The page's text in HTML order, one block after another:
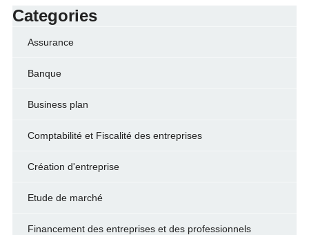
Categories
Assurance
Banque
Business plan
Comptabilité et Fiscalité des entreprises
Création d'entreprise
Etude de marché
Financement des entreprises et des professionnels